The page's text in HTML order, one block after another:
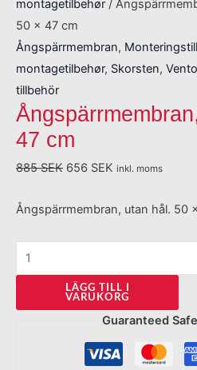
montagetilbehør /
50 x 47 cm
Ångspärrmembran,
montagetilbehør, Skorsten,
tillbehör
47 cm
885SEK 656 SEK inkl. moms
Ångspärrmembran, utan hål. 50
LÄGG TILL I
VARUKORG
Guaranteed